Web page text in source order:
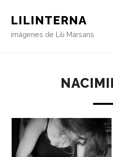
LILINTERNA
imágenes de Lili Marsans